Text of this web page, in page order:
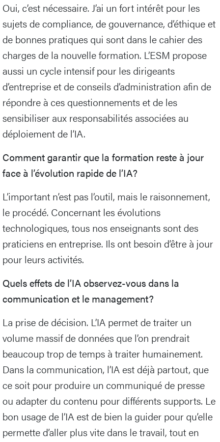
Oui, c’est nécessaire. J’ai un fort intérêt pour les
sujets de compliance, de gouvernance, d’éthique et
de bonnes pratiques qui sont dans le cahier des
charges de la nouvelle formation. L’ESM propose
aussi un cycle intensif pour les dirigeants
d’entreprise et de conseils d’administration afin de
répondre à ces questionnements et de les
sensibiliser aux responsabilités associées au
déploiement de l’IA.
Comment garantir que la formation reste à jour
face à l’évolution rapide de l’IA?
L’important n’est pas l’outil, mais le raisonnement,
le procédé. Concernant les évolutions
technologiques, tous nos enseignants sont des
praticiens en entreprise. Ils ont besoin d’être à jour
pour leurs activités.
Quels effets de l’IA observez-vous dans la
communication et le management?
La prise de décision. L’IA permet de traiter un
volume massif de données que l’on prendrait
beaucoup trop de temps à traiter humainement.
Dans la communication, l’IA est déjà partout, que
ce soit pour produire un communiqué de presse
ou adapter du contenu pour différents supports. Le
bon usage de l’IA est de bien la guider pour qu’elle
permette d’aller plus vite dans le travail, tout en